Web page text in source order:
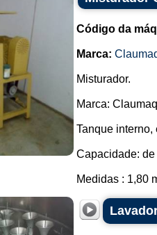
Código da
Marca:
Misturador.
Marca:
Tanque
Capacidade: de
Medidas : 1,80